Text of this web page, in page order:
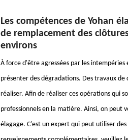
Les compétences de Yohan
de remplacement des
environs
À force d'être agressées par les
présenter des dégradations. Des travaux
réaliser. Afin de réaliser ces opérations qui
professionnels en la matière. Ainsi, on peut
élagage. C'est un expert qui peut utiliser